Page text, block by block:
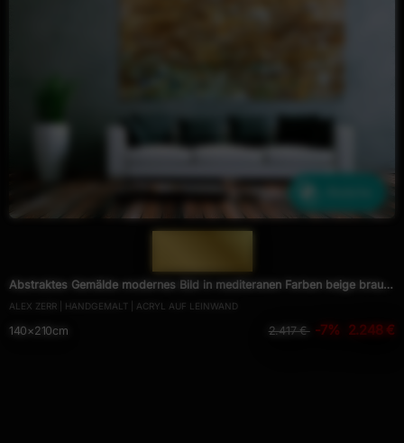
Abstraktes Gemälde modernes Bild in mediteranen Farben beige braun
und blau
ALEX ZERR | HANDGEMALT | ACRYL AUF LEINWAND
140×210cm 2.417 € -7% 2.248 €